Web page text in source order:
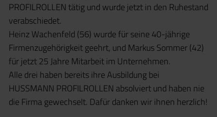
PROFILROLLEN tätig und wurde jetzt in den Ruhestand
verabschiedet.
Heinz Wachenfeld (56) wurde für seine 40-jährige
Firmenzugehörigkeit geehrt, und Markus Sommer (42)
für jetzt 25 Jahre Mitarbeit im Unternehmen.
Alle drei haben bereits ihre Ausbildung bei
HUSSMANN PROFILROLLEN absolviert und haben nie
die Firma gewechselt. Dafür danken wir ihnen herzlich!